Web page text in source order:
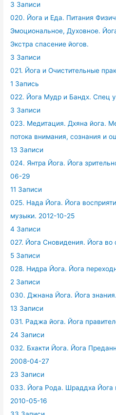
3 Записи
020. Йога и Еда. Питания
Эмоциональное, Духовное.
Экстра спасение йогов.
3 Записи
021. Йога и Очистительные
1 Запись
022. Йога Мудр и Бандх. Спец
3 Записи
023. Медитация. Дхяна йога.
потока внимания, сознания и
13 Записи
024. Янтра Йога. Йога
06-29
11 Записи
025. Нада Йога. Йога
музыки. 2012-10-25
4 Записи
027. Йога Сновидения. Йога во
5 Записи
028. Нидра Йога. Йога
2 Записи
030. Джнана Йога. Йога
13 Записи
031. Раджа йога. Йога
24 Записи
032. Бхакти Йога. Йога
2008-04-27
23 Записи
033. Йога Рода. Шраддха Йога
2010-05-16